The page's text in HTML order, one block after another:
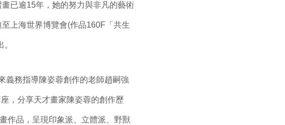
已逾15年，她的努力與非凡的藝術
上海世界博覽會(作品160F「共生
務指導陳姿蓉創作的老師趙嗣強
，分享天才畫家陳姿蓉的創作歷
作品，呈現印象派、立體派、野獸